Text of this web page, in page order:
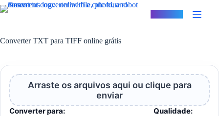
Pular
para
Converter TXT para TIFF online grátis
Arraste os arquivos aqui ou clique para
enviar
Converter para: Qualidade: